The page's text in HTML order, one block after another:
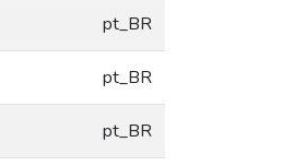
pt_BR
pt_BR
pt_BR